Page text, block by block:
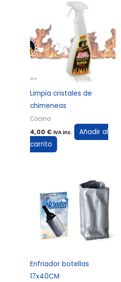
Limpia cristales de
chimeneas
Cocina
4,00 € IVA inc.
Añadir al
carrito
Enfriador botellas
17x40CM